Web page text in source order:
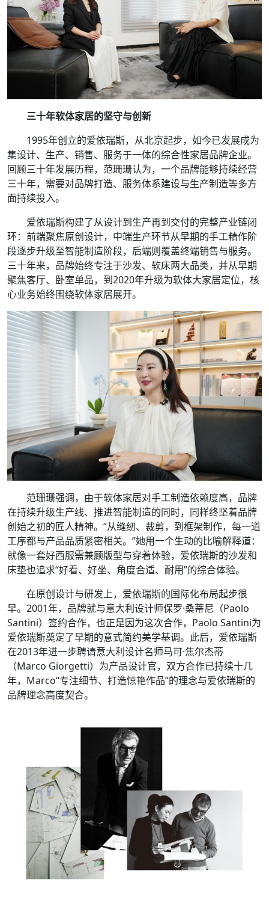
三十年软体家居的坚守与创新
1995年创立的爱依瑞斯，从北京起步，如今已发展成为
集设计、生产、销售、服务于一体的综合性家居品牌企业。
回顾三十年发展历程，范珊珊认为，一个品牌能够持续经营
三十年，需要对品牌打造、服务体系建设与生产制造等多方
面持续投入。
爱依瑞斯构建了从设计到生产再到交付的完整产业链闭
环：前端聚焦原创设计，中端生产环节从早期的手工精作阶
段逐步升级至智能制造阶段，后端则覆盖终端销售与服务。
三十年来，品牌始终专注于沙发、软床两大品类，并从早期
聚焦客厅、卧室单品，到2020年升级为软体大家居定位，核
心业务始终围绕软体家居展开。
范珊珊强调，由于软体家居对手工制造依赖度高，品牌
在持续升级生产线、推进智能制造的同时，同样终坚着品牌
创始之初的匠人精神。“从缝纫、裁剪，到框架制作，每一道
工序都与产品品质紧密相关。”她用一个生动的比喻解释道：
就像一套好西服需兼顾版型与穿着体验，爱依瑞斯的沙发和
床垫也追求“好看、好坐、角度合适、耐用”的综合体验。
在原创设计与研发上，爱依瑞斯的国际化布局起步很
早。2001年，品牌就与意大利设计师保罗·桑蒂尼（Paolo
Santini）签约合作，也正是因为这次合作，Paolo Santini为
爱依瑞斯奠定了早期的意式简约美学基调。此后，爱依瑞斯
在2013年进一步聘请意大利设计名师马可·焦尔杰蒂
（Marco Giorgetti）为产品设计官，双方合作已持续十几
年，Marco“专注细节、打造惊艳作品”的理念与爱依瑞斯的
品牌理念高度契合。